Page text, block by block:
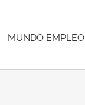
MUNDO EMPLEO